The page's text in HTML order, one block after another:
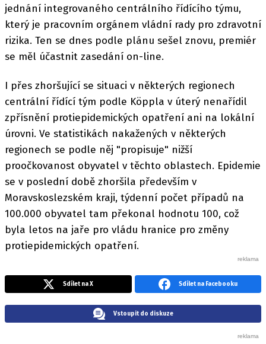
jednání integrovaného centrálního řídícího týmu,
který je pracovním orgánem vládní rady pro zdravotní
rizika. Ten se dnes podle plánu sešel znovu, premiér
se měl účastnit zasedání on-line.
I přes zhoršující se situaci v některých regionech
centrální řídící tým podle Köppla v úterý nenařídil
zpřísnění protiepidemických opatření ani na lokální
úrovni. Ve statistikách nakažených v některých
regionech se podle něj "propisuje" nižší
proočkovanost obyvatel v těchto oblastech. Epidemie
se v poslední době zhoršila především v
Moravskoslezském kraji, týdenní počet případů na
100.000 obyvatel tam překonal hodnotu 100, což
byla letos na jaře pro vládu hranice pro změny
protiepidemických opatření.
Sdílet na X Sdílet na Facebooku
Vstoupit do diskuze